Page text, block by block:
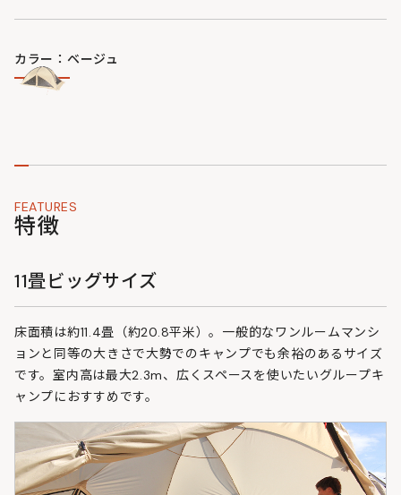
カラー：ベージュ
FEATURES
特徴
11畳ビッグサイズ
床面積は約11.4畳（約20.8平米）。一般的なワンルームマンシ
ョンと同等の大きさで大勢でのキャンプでも余裕のあるサイズ
です。室内高は最大2.3m、広くスペースを使いたいグループキ
ャンプにおすすめです。